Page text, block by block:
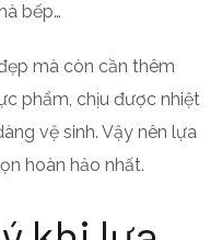
bếp…
mà còn cần thêm
phẩm, chịu được nhiệt
vệ sinh. Vậy nên lựa
hoàn hảo nhất.